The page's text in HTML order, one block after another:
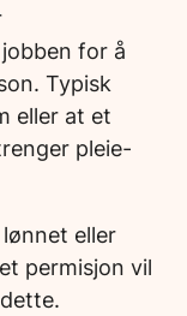
for å
Typisk
eller at et
pleie-
eller
permisjon vil